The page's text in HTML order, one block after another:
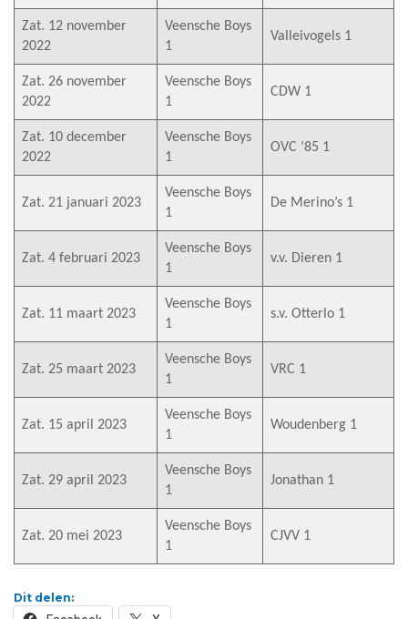
Zat. 12 november
2022
Veensche Boys
1
Valleivogels 1
Zat. 26 november
2022
Veensche Boys
1
CDW 1
Zat. 10 december
2022
Veensche Boys
1
OVC ’85 1
Zat. 21 januari 2023
Veensche Boys
1
De Merino’s 1
Zat. 4 februari 2023
Veensche Boys
1
v.v. Dieren 1
Zat. 11 maart 2023
Veensche Boys
1
s.v. Otterlo 1
Zat. 25 maart 2023
Veensche Boys
1
VRC 1
Zat. 15 april 2023
Veensche Boys
1
Woudenberg 1
Zat. 29 april 2023
Veensche Boys
1
Jonathan 1
Zat. 20 mei 2023
Veensche Boys
1
CJVV 1
Dit delen: